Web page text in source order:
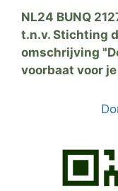
NL24 BUNQ
t.n.v. Stichting
omschrijving
voorbaat voor